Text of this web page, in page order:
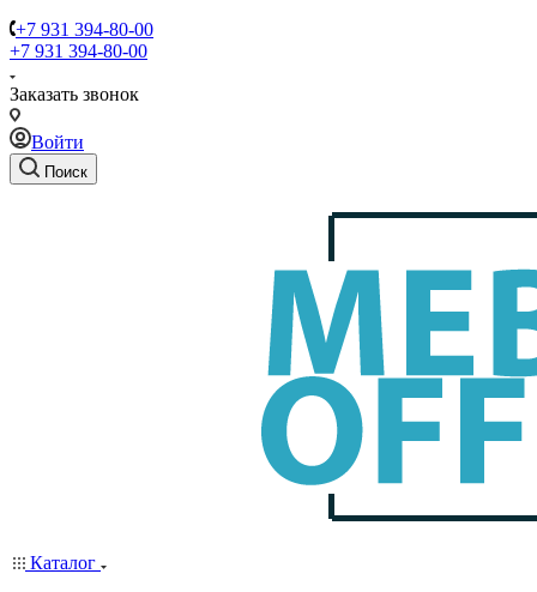
+7 931 394-80-00
+7 931 394-80-00
Заказать звонок
Войти
Поиск
Каталог